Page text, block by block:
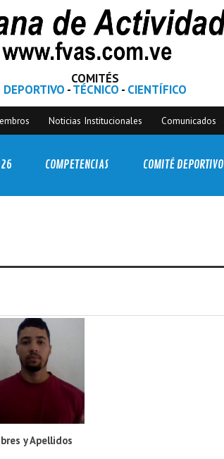
COMITÉS
DEPORTIVO -TÉCNICO - CIENTÍFICO
Noticias Institucionales Comunicados
COMPETENCIAS COMITÉ DEPORTIVO
y Apellidos